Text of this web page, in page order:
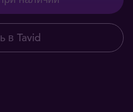
в Tavid